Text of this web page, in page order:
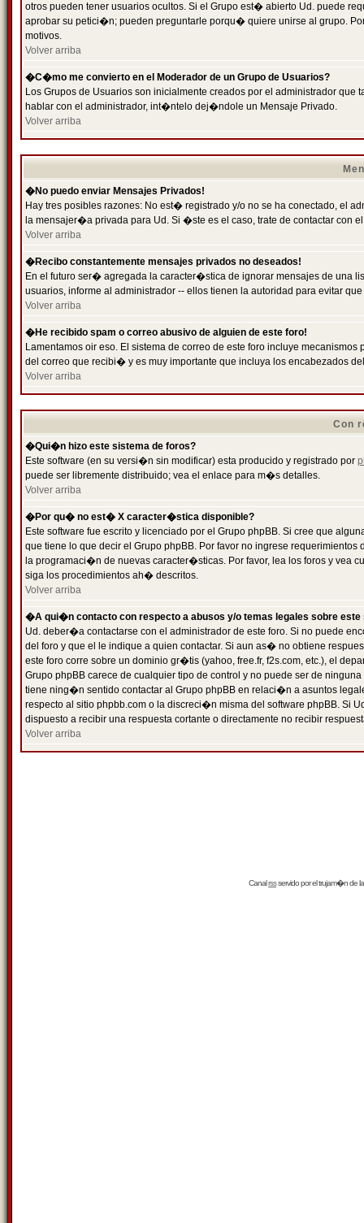
otros pueden tener usuarios ocultos. Si el Grupo est� abierto Ud. puede
aprobar su petici�n; pueden preguntarle porqu� quiere unirse al grupo.
motivos.
Volver arriba
�C�mo me convierto en el Moderador de un Grupo de Usuarios?
Los Grupos de Usuarios son inicialmente creados por el administrador
hablar con el administrador, int�ntelo dej�ndole un Mensaje Privado.
Volver arriba
�No puedo enviar Mensajes Privados!
Hay tres posibles razones: No est� registrado y/o no se ha conectado, el
la mensajer�a privada para Ud. Si �ste es el caso, trate de contactar con
Volver arriba
�Recibo constantemente mensajes privados no deseados!
En el futuro ser� agregada la caracter�stica de ignorar mensajes de una
usuarios, informe al administrador -- ellos tienen la autoridad para evitar
Volver arriba
�He recibido spam o correo abusivo de alguien de este foro!
Lamentamos oir eso. El sistema de correo de este foro incluye
del correo que recibi� y es muy importante que incluya los encabezados
Volver arriba
Con
�Qui�n hizo este sistema de foros?
Este software (en su versi�n sin modificar) esta producido y registrado por
puede ser libremente distribuido; vea el enlace para m�s detalles.
Volver arriba
�Por qu� no est� X caracter�stica disponible?
Este software fue escrito y licenciado por el Grupo phpBB. Si cree que
que tiene lo que decir el Grupo phpBB. Por favor no ingrese
la programaci�n de nuevas caracter�sticas. Por favor, lea los foros y vea
siga los procedimientos ah� descritos.
Volver arriba
�A qui�n contacto con respecto a abusos y/o temas legales sobre este
Ud. deber�a contactarse con el administrador de este foro. Si no puede
del foro y que el le indique a quien contactar. Si aun as� no obtiene
este foro corre sobre un dominio gr�tis (yahoo, free.fr, f2s.com, etc.), el
Grupo phpBB carece de cualquier tipo de control y no puede ser de
tiene ning�n sentido contactar al Grupo phpBB en relaci�n a asuntos
respecto al sitio phpbb.com o la discreci�n misma del software phpBB. Si
dispuesto a recibir una respuesta cortante o directamente no recibir
Volver arriba
Canalrssservido por eltrujam�nde